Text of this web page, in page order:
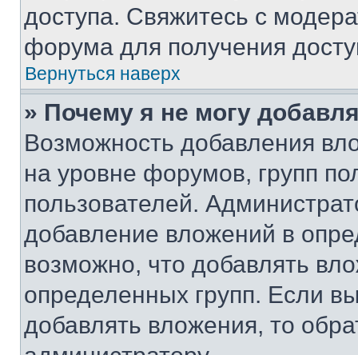
доступа. Свяжитесь с
форума для получения
Вернуться наверх
» Почему я не могу
Возможность добавления
на уровне форумов, групп
пользователей.
добавление вложений в
возможно, что добавлять
определенных групп. Если
добавлять вложения, то